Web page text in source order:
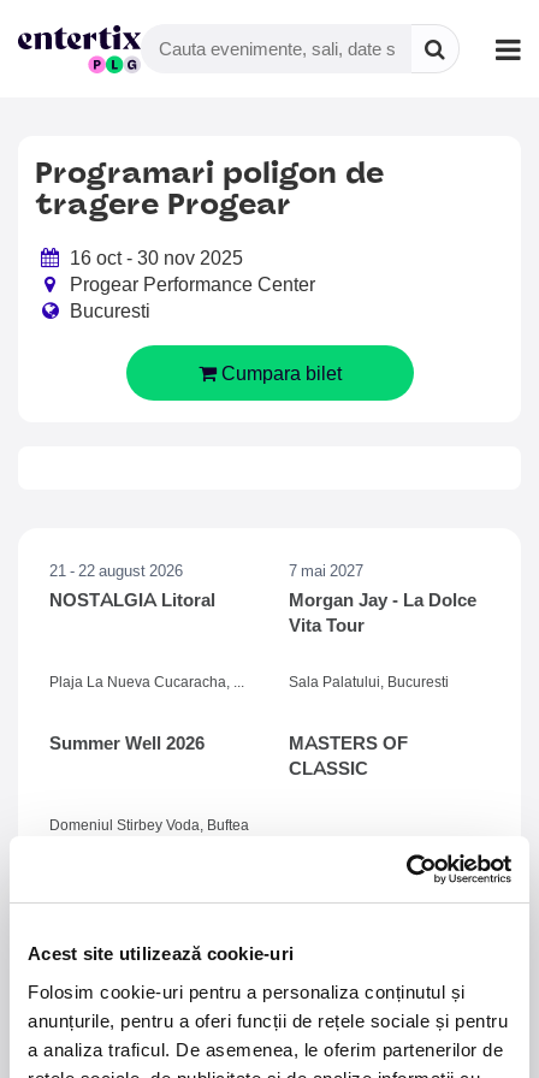
Acest site utilizează cookie-uri
Folosim cookie-uri pentru a personaliza conținutul și
anunțurile, pentru a oferi funcții de rețele sociale și pentru
a analiza traficul. De asemenea, le oferim partenerilor de
Programari poligon de
tragere Progear
16 oct - 30 nov 2025
Progear Performance Center
Bucuresti
Cumpara bilet
21 - 22 august 2026
NOSTALGIA Litoral
Plaja La Nueva Cucaracha, Mamaia
7 mai 2027
Morgan Jay - La Dolce
Vita Tour
Sala Palatului, Bucuresti
Summer Well 2026
Domeniul Stirbey Voda, Buftea
MASTERS OF
CLASSIC
1. Blackbriar - A Thousand Little Deaths Tour-
pentru un concert la Quantic. Turneul promovează
cel mai nou album al formației, A Thousand Little
Deaths, un material ce explorează teme precum
iubirea, pierderea și moartea prin imagini cinematice,
versuri captivante și puternice sonorități symphonic